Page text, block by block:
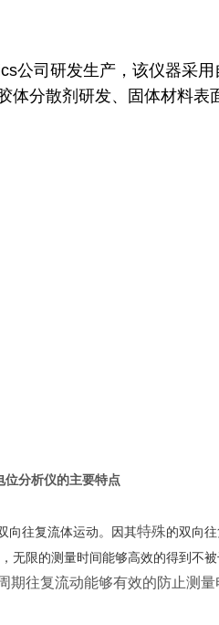
公司研发生产，该仪器采
体分散剂研发、固体材料表
位分析仪的主要特点
向往复流体运动。因其特殊的双向
无限的测量时间能够高效的得到不被
期往复流动能够有效的防止测